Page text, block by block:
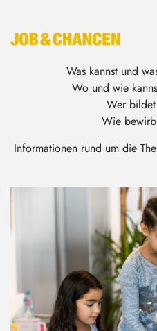
Was kannst und
Wo und wie
Wer
Wie
Informationen rund um die